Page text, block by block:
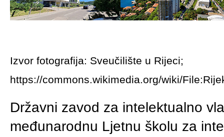
Izvor fotografija: Sveučilište u Rijeci;
https://commons.wikimedia.org/wiki/
Državni zavod za intelektualno
međunarodnu Ljetnu školu za